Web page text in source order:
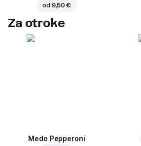
od 9,50 €
Za otroke
Medo Pepperoni